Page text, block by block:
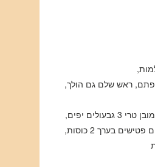
ראש שלם גם הולך,
יפים,
בערך 2 כוסות,